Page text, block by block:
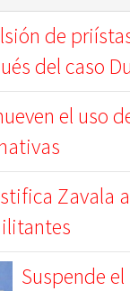
de
del caso
el uso
Zavala
Suspende el